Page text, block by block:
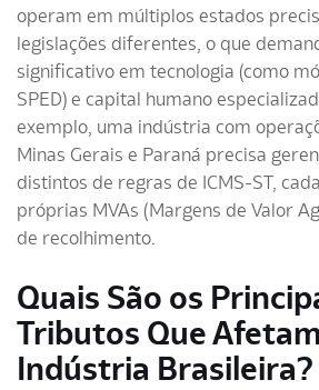
operam em múltiplos estados
legislações diferentes, o que
significativo em tecnologia (como
SPED) e capital humano
exemplo, uma indústria com
Minas Gerais e Paraná precisa
distintos de regras de ICMS-ST,
próprias MVAs (Margens de Valor
de recolhimento.
Quais São os
Tributos Que
Indústria Brasileira?